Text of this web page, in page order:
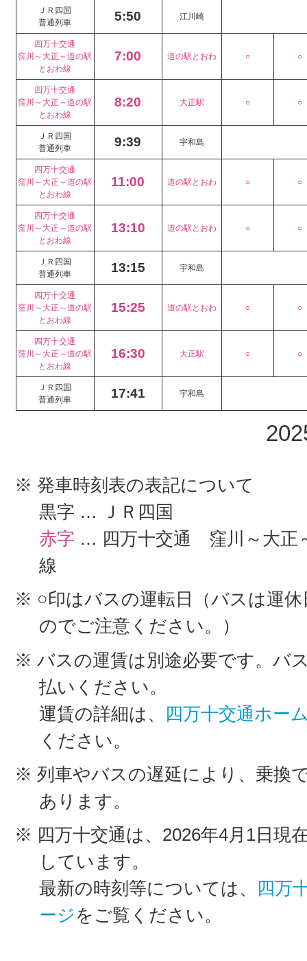
ＪＲ四国
普通列車
5:50 江川崎
四万十交通
窪川～大正～道の駅
とおわ線
7:00 道の駅とおわ ○ ○
四万十交通
窪川～大正～道の駅
とおわ線
8:20 大正駅 ○ ○
ＪＲ四国
普通列車
9:39 宇和島
四万十交通
窪川～大正～道の駅
とおわ線
11:00 道の駅とおわ ○ ○
四万十交通
窪川～大正～道の駅
とおわ線
13:10 道の駅とおわ ○ ○
ＪＲ四国
普通列車
13:15 宇和島
四万十交通
窪川～大正～道の駅
とおわ線
15:25 道の駅とおわ ○ ○
四万十交通
窪川～大正～道の駅
とおわ線
16:30 大正駅 ○ ○
ＪＲ四国
普通列車
17:41 宇和島
※ 発車時刻表の表記について
黒字 … ＪＲ四国
赤字 … 四万十交通 窪川～大正
線
※ ○印はバスの運転日（バスは運
のでご注意ください。）
※ バスの運賃は別途必要です。バ
払いください。
運賃の詳細は、 四万十交通ホー
ください。
※ 列車やバスの遅延により、乗換
あります。
※ 四万十交通は、2026年4月1日現
しています。
最新の時刻等については、 四万
ージ をご覧ください。